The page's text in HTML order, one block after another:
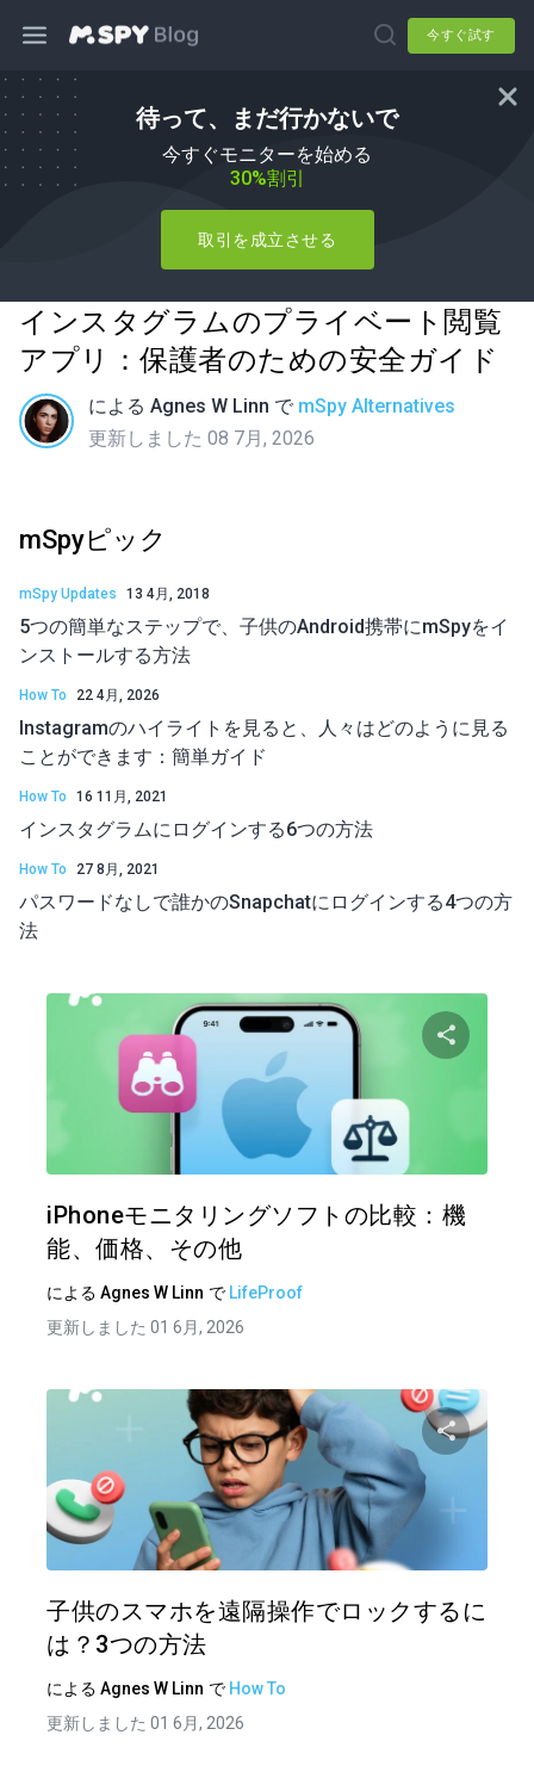
今すぐ試す
待って、まだ行かないで
今すぐモニターを始める
30%割引
取引を成立させる
インスタグラムのプライベート閲覧
アプリ：保護者のための安全ガイド
による Agnes W Linn で mSpy Alternatives
更新しました 08 7月, 2026
mSpyピック
mSpy Updates 13 4月, 2018
5つの簡単なステップで、子供のAndroid携帯にmSpyをイ
ンストールする方法
How To 22 4月, 2026
Instagramのハイライトを見ると、人々はどのように見る
ことができます：簡単ガイド
How To 16 11月, 2021
インスタグラムにログインする6つの方法
How To 27 8月, 2021
パスワードなしで誰かのSnapchatにログインする4つの方
法
iPhoneモニタリングソフトの比較：機
能、価格、その他
による Agnes W Linn で LifeProof
更新しました 01 6月, 2026
子供のスマホを遠隔操作でロックするに
は？3つの方法
による Agnes W Linn で How To
更新しました 01 6月, 2026